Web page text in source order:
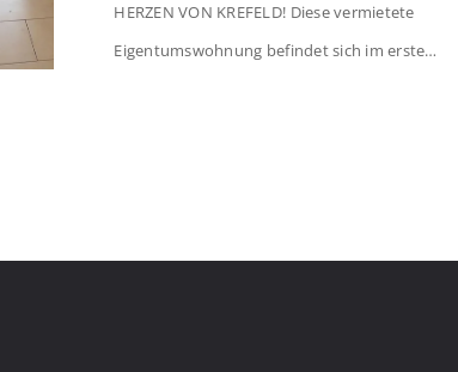
HERZEN VON KREFELD! Diese vermietete
Eigentumswohnung befindet sich im ersten